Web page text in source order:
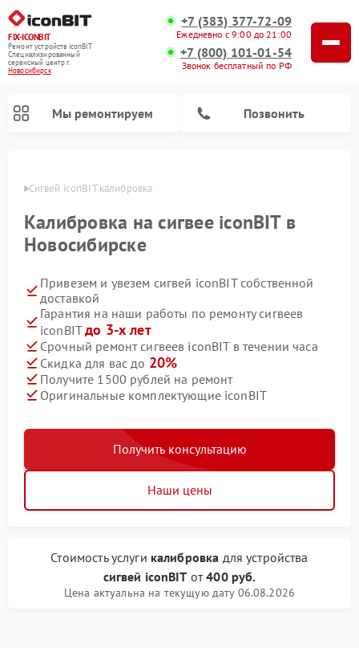
FIX-ICONBIT
Ремонт устройств iconBIT
Специализированный
cервисный центр г.
Новосибирск
+7 (383) 377-72-09
Ежедневно с 9:00 до 21:00
+7 (800) 101-01-54
Звонок бесплатный по РФ
Мы ремонтируем Позвонить
Сигвей iconBIT калибровка
Калибровка на сигвее iconBIT в
Новосибирске
Привезем и увезем сигвей iconBIT собственной
доставкой
Гарантия на наши работы по ремонту сигвеев
iconBITдо 3-х лет
Срочный ремонт сигвеев iconBIT в течении часа
Скидка для вас до 20%
Получите 1500 рублей на ремонт
Оригинальные комплектующие iconBIT
Получить консультацию
Наши цены
Стоимость услуги калибровка для устройства
сигвей iconBIT от400 руб.
Цена актуальна на текущую дату 06.08.2026